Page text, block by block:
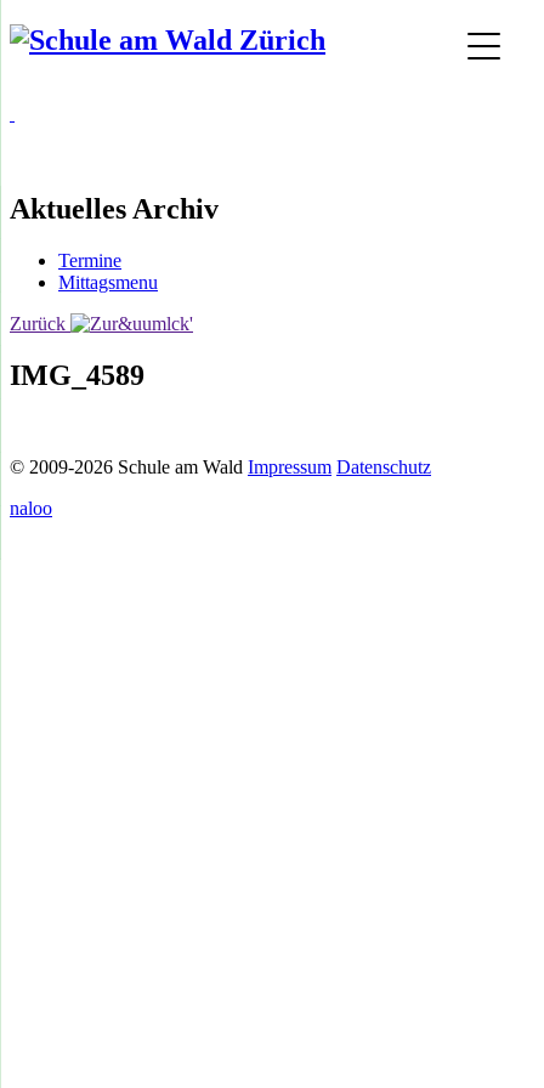
Aktuelles Archiv
Termine
Mittagsmenu
Zurück
IMG_4589
© 2009-2026 Schule am Wald Impressum Datenschutz
naloo